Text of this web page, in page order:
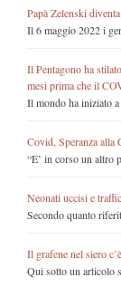
Papà Zelenski
Il 6 maggio 2022 i
Il Pentagono ha
mesi prima che il
Il mondo ha iniziato
Covid, Speranza alla
“E’ in corso un altro
Neonati uccisi e
Secondo quanto
Il grafene nel siero
Qui sotto un articolo